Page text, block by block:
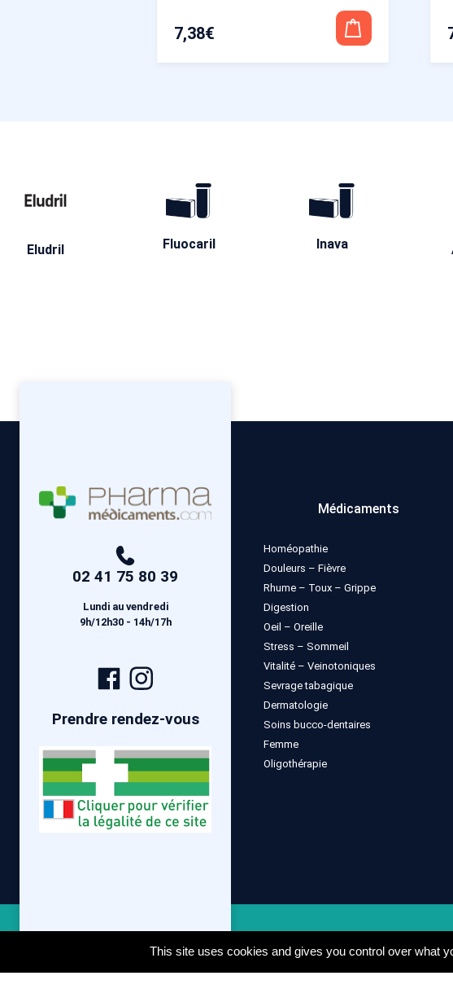
7,38€
Eludril Fluocaril Inava
02 41 75 80 39
Lundi au vendredi
9h/12h30 - 14h/17h
Page
Facebook
Prendre rendez-vous
Médicaments
Homéopathie
Douleurs – Fièvre
Rhume – Toux – Grippe
Digestion
Oeil – Oreille
Stress – Sommeil
Vitalité – Veinotoniques
Sevrage tabagique
Dermatologie
Soins bucco-dentaires
Femme
Oligothérapie
This site uses cookies and gives you control over what